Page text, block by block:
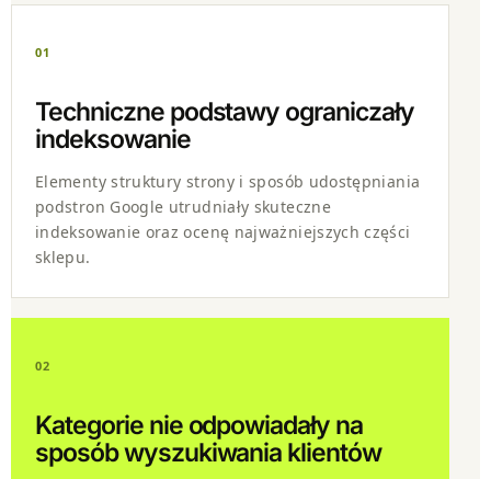
01
Techniczne podstawy ograniczały
indeksowanie
Elementy struktury strony i sposób udostępniania
podstron Google utrudniały skuteczne
indeksowanie oraz ocenę najważniejszych części
sklepu.
02
Kategorie nie odpowiadały na
sposób wyszukiwania klientów